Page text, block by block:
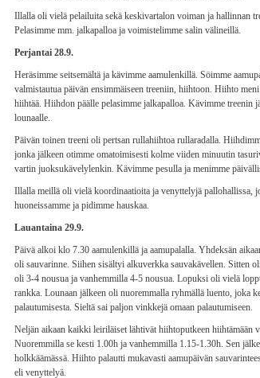
Illalla oli vielä pelailuita sekä keskivartalon voiman ja hallinnan
Pelasimme mm. jalkapalloa ja voimistelimme salin välineillä.
Perjantai 28.9.
Heräsimme seitsemältä ja kävimme aamulenkillä. Söimme
valmistautua päivän ensimmäiseen treeniin, hiihtoon. Hiihto
hiihtää. Hiihdon päälle pelasimme jalkapalloa. Kävimme treenin
lounaalle.
Päivän toinen treeni oli pertsan rullahiihtoa rullaradalla.
jonka jälkeen otimme omatoimisesti kolme viiden minuutin
vartin juoksukävelylenkin. Kävimme pesulla ja menimme
Illalla meillä oli vielä koordinaatioita ja venyttelyjä pallohallissa,
huoneissamme ja pidimme hauskaa.
Lauantaina 29.9.
Päivä alkoi klo 7.30 aamulenkillä ja aamupalalla. Yhdeksän
oli sauvarinne. Siihen sisältyi alkuverkka sauvakävellen. Sitten
oli 3-4 nousua ja vanhemmilla 4-5 nousua. Lopuksi oli vielä
rankka. Lounaan jälkeen oli nuoremmalla ryhmällä luento, joka
palautumisesta. Sieltä sai paljon vinkkejä omaan palautumiseen.
Neljän aikaan kaikki leiriläiset lähtivät hiihtoputkeen hiihtämään
Nuoremmilla se kesti 1.00h ja vanhemmilla 1.15-1.30h. Sen
holkkäämässä. Hiihto palautti mukavasti aamupäivän
eli venyttelyä.